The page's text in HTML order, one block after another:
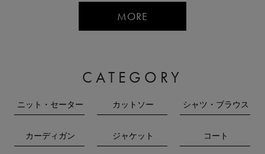
MORE
CATEGORY
ニット・セーター カットソー シャツ・ブラウス
カーディガン ジャケット コート